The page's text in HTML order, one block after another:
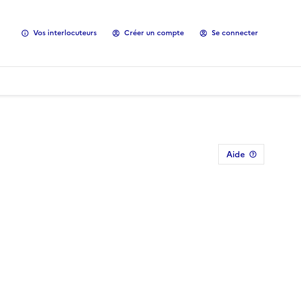
Vos interlocuteurs Créer un compte Se connecter
Aide